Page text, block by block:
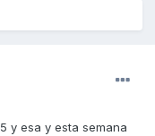
y esa y esta semana